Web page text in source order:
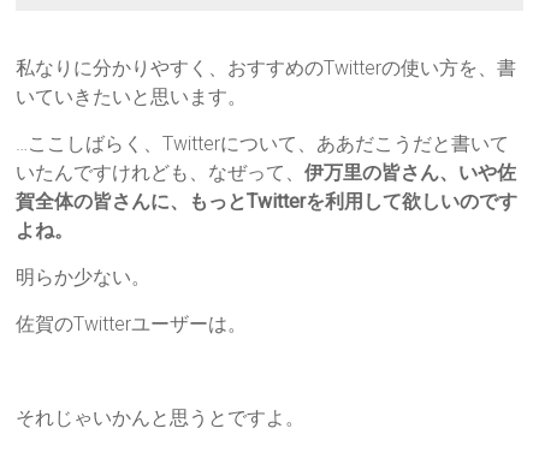
私なりに分かりやすく、おすすめのTwitterの使い方を、書
いていきたいと思います。
…ここしばらく、Twitterについて、ああだこうだと書いて
いたんですけれども、なぜって、伊万里の皆さん、いや佐
賀全体の皆さんに、もっとTwitterを利用して欲しいのです
よね。
明らか少ない。
佐賀のTwitterユーザーは。
それじゃいかんと思うとですよ。